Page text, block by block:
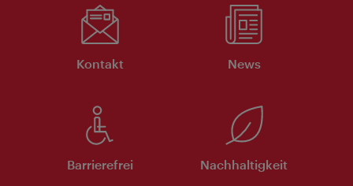
Kontakt News
Barrierefrei Nachhaltigkeit